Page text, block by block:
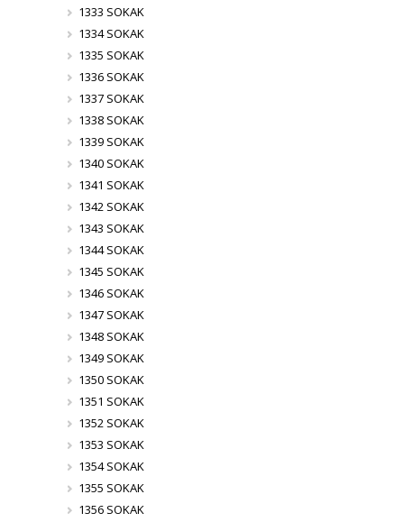
1333 SOKAK
1334 SOKAK
1335 SOKAK
1336 SOKAK
1337 SOKAK
1338 SOKAK
1339 SOKAK
1340 SOKAK
1341 SOKAK
1342 SOKAK
1343 SOKAK
1344 SOKAK
1345 SOKAK
1346 SOKAK
1347 SOKAK
1348 SOKAK
1349 SOKAK
1350 SOKAK
1351 SOKAK
1352 SOKAK
1353 SOKAK
1354 SOKAK
1355 SOKAK
1356 SOKAK